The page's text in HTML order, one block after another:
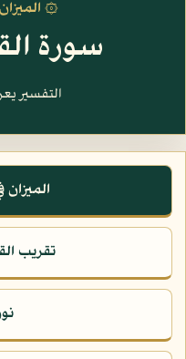
۞
سورة
التفسير يعرض
الميزان
تقريب